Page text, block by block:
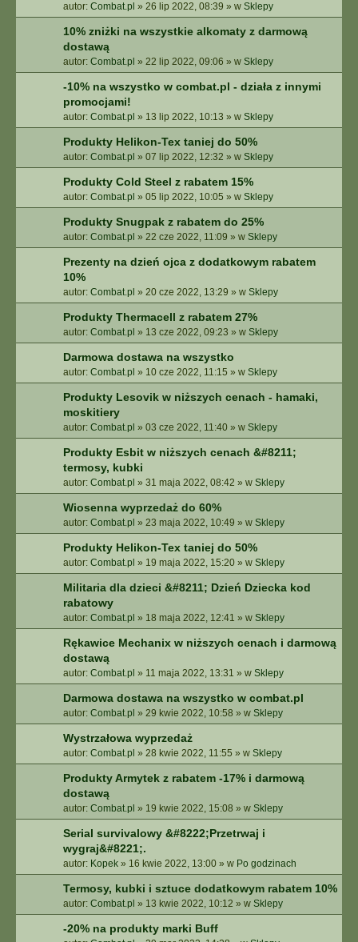
autor: Combat.pl » 26 lip 2022, 08:39 » w Sklepy
10% zniżki na wszystkie alkomaty z darmową
dostawą
autor: Combat.pl » 22 lip 2022, 09:06 » w Sklepy
-10% na wszystko w combat.pl - działa z innymi
promocjami!
autor: Combat.pl » 13 lip 2022, 10:13 » w Sklepy
Produkty Helikon-Tex taniej do 50%
autor: Combat.pl » 07 lip 2022, 12:32 » w Sklepy
Produkty Cold Steel z rabatem 15%
autor: Combat.pl » 05 lip 2022, 10:05 » w Sklepy
Produkty Snugpak z rabatem do 25%
autor: Combat.pl » 22 cze 2022, 11:09 » w Sklepy
Prezenty na dzień ojca z dodatkowym rabatem
10%
autor: Combat.pl » 20 cze 2022, 13:29 » w Sklepy
Produkty Thermacell z rabatem 27%
autor: Combat.pl » 13 cze 2022, 09:23 » w Sklepy
Darmowa dostawa na wszystko
autor: Combat.pl » 10 cze 2022, 11:15 » w Sklepy
Produkty Lesovik w niższych cenach - hamaki,
moskitiery
autor: Combat.pl » 03 cze 2022, 11:40 » w Sklepy
Produkty Esbit w niższych cenach &#8211;
termosy, kubki
autor: Combat.pl » 31 maja 2022, 08:42 » w Sklepy
Wiosenna wyprzedaż do 60%
autor: Combat.pl » 23 maja 2022, 10:49 » w Sklepy
Produkty Helikon-Tex taniej do 50%
autor: Combat.pl » 19 maja 2022, 15:20 » w Sklepy
Militaria dla dzieci &#8211; Dzień Dziecka kod
rabatowy
autor: Combat.pl » 18 maja 2022, 12:41 » w Sklepy
Rękawice Mechanix w niższych cenach i darmową
dostawą
autor: Combat.pl » 11 maja 2022, 13:31 » w Sklepy
Darmowa dostawa na wszystko w combat.pl
autor: Combat.pl » 29 kwie 2022, 10:58 » w Sklepy
Wystrzałowa wyprzedaż
autor: Combat.pl » 28 kwie 2022, 11:55 » w Sklepy
Produkty Armytek z rabatem -17% i darmową
dostawą
autor: Combat.pl » 19 kwie 2022, 15:08 » w Sklepy
Serial survivalowy &#8222;Przetrwaj i
wygraj&#8221;.
autor: Kopek » 16 kwie 2022, 13:00 » w Po godzinach
Termosy, kubki i sztuce dodatkowym rabatem 10%
autor: Combat.pl » 13 kwie 2022, 10:12 » w Sklepy
-20% na produkty marki Buff